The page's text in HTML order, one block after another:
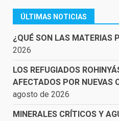
ÚLTIMAS NOTICIAS
¿QUÉ SON LAS MATERIAS
2026
LOS REFUGIADOS
AFECTADOS POR NUEVAS
agosto de 2026
MINERALES CRÍTICOS Y